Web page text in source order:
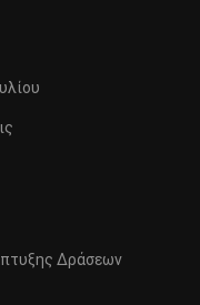
Δράσεων